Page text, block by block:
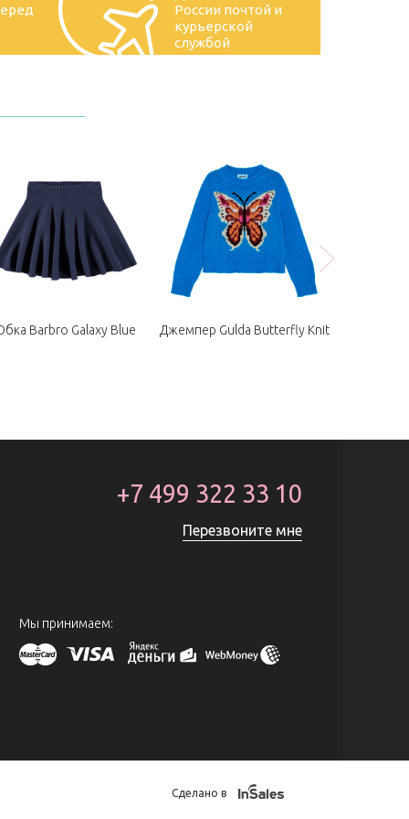
России почтой и
курьерской
службой
Barbro Galaxy Blue Джемпер Gulda Butterfly Knit
+7 499 322 33 10
Перезвоните мне
Мы принимаем:
Сделано в